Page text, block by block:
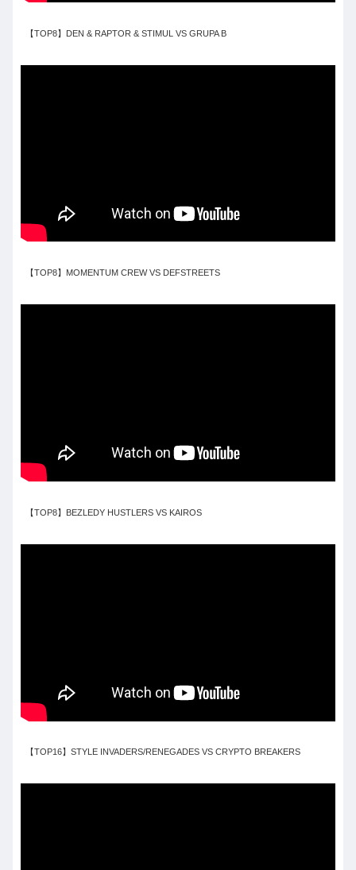
【TOP8】DEN & RAPTOR & STIMUL VS GRUPA B
【TOP8】MOMENTUM CREW VS DEFSTREETS
【TOP8】BEZLEDY HUSTLERS VS KAIROS
【TOP16】STYLE INVADERS/RENEGADES VS CRYPTO BREAKERS